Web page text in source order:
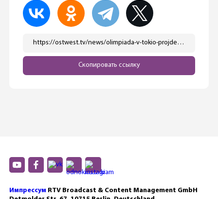
https://ostwest.tv/news/olimpiada-v-tokio-projdet-bez-inostrannyh-zritelej/
Скопировать ссылку
Импрессум RTV Broadcast & Content Management GmbH